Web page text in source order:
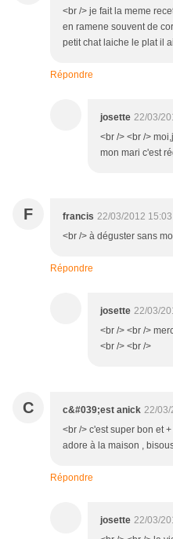
<br /> je fait la meme
en ramene souvent de
petit chat laiche le plat il
Répondre
josette 22/03/
<br /> <br />
mon mari c'est
F francis 22/03/2012 15:03
<br /> à déguster sans
Répondre
josette 22/03/
<br /> <br />
<br /> <br />
C c&#039;est anick 22/03/
<br /> c'est super bon et
adore à la maison ,
Répondre
josette 22/03/